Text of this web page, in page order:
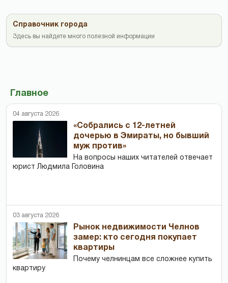
Справочник города
Здесь вы найдете много полезной информации
Главное
04 августа 2026
«Собрались с 12-летней
дочерью в Эмираты, но бывший
муж против»
На вопросы наших читателей отвечает
юрист Людмила Головина
03 августа 2026
Рынок недвижимости Челнов
замер: кто сегодня покупает
квартиры
Почему челнинцам все сложнее купить
квартиру